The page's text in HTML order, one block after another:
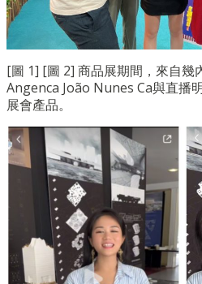
[圖 1] [圖 2] 商品展期間，來自幾
Angenca João Nunes Ca與直播
展會產品。